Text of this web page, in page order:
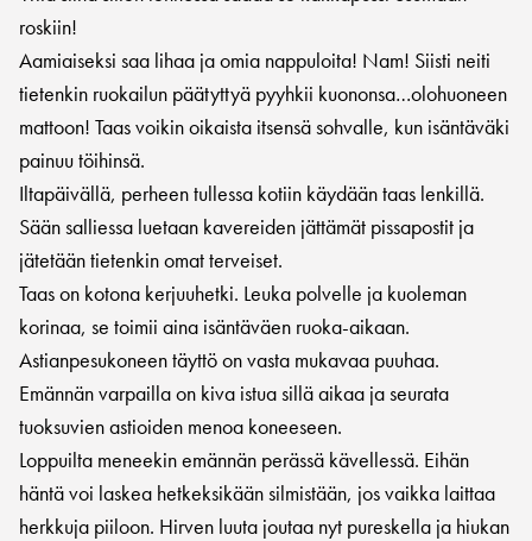
roskiin!
Aamiaiseksi saa lihaa ja omia nappuloita! Nam! Siisti neiti
tietenkin ruokailun päätyttyä pyyhkii kuononsa…olohuoneen
mattoon! Taas voikin oikaista itsensä sohvalle, kun isäntäväki
painuu töihinsä.
Iltapäivällä, perheen tullessa kotiin käydään taas lenkillä.
Sään salliessa luetaan kavereiden jättämät pissapostit ja
jätetään tietenkin omat terveiset.
Taas on kotona kerjuuhetki. Leuka polvelle ja kuoleman
korinaa, se toimii aina isäntäväen ruoka-aikaan.
Astianpesukoneen täyttö on vasta mukavaa puuhaa.
Emännän varpailla on kiva istua sillä aikaa ja seurata
tuoksuvien astioiden menoa koneeseen.
Loppuilta meneekin emännän perässä kävellessä. Eihän
häntä voi laskea hetkeksikään silmistään, jos vaikka laittaa
herkkuja piiloon. Hirven luuta joutaa nyt pureskella ja hiukan